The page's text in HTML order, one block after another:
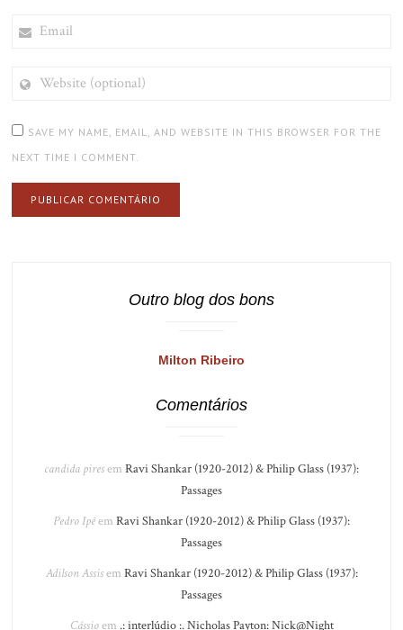
(OPTIONAL)
SAVE MY NAME, EMAIL, AND WEBSITE IN THIS BROWSER FOR THE
NEXT TIME I COMMENT.
Outro blog dos bons
Milton Ribeiro
Comentários
candida piresem Ravi Shankar (1920-2012) & Philip Glass (1937):
Passages
Pedro Ipêem Ravi Shankar (1920-2012) & Philip Glass (1937):
Passages
Adilson Assisem Ravi Shankar (1920-2012) & Philip Glass (1937):
Passages
Cássioem .: interlúdio :. Nicholas Payton: Nick@Night